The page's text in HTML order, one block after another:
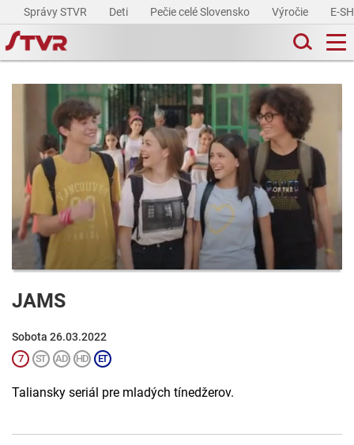
Správy STVR Deti Pečie celé Slovensko Výročie E-
JAMS
Sobota 26.03.2022
Taliansky seriál pre mladých tínedžerov.